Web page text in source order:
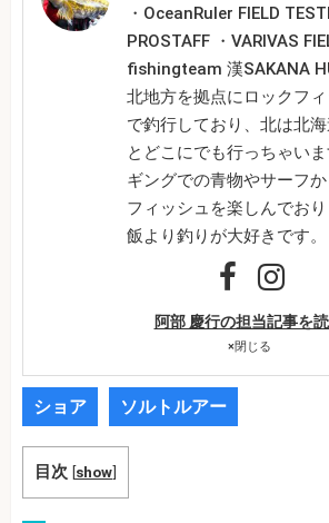
・OceanRuler FIELD
PROSTAFF ・VARIVAS
fishingteam 漢SAKANA
北地方を拠点にロックフ
で釣行しており、北は北
とどこにでも行っちゃい
ギングでの青物やサーフ
フィッシュを楽しんでお
飯より釣りが大好きです。
阿部 慶行の担当記事を
×閉じる
ショア ソルトルアー
目次 [show]